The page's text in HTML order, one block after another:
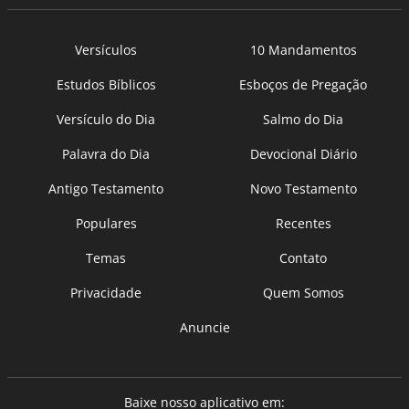
Versículos
10 Mandamentos
Estudos Bíblicos
Esboços de Pregação
Versículo do Dia
Salmo do Dia
Palavra do Dia
Devocional Diário
Antigo Testamento
Novo Testamento
Populares
Recentes
Temas
Contato
Privacidade
Quem Somos
Anuncie
Baixe nosso aplicativo em: